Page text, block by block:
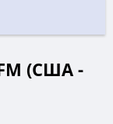
(США -